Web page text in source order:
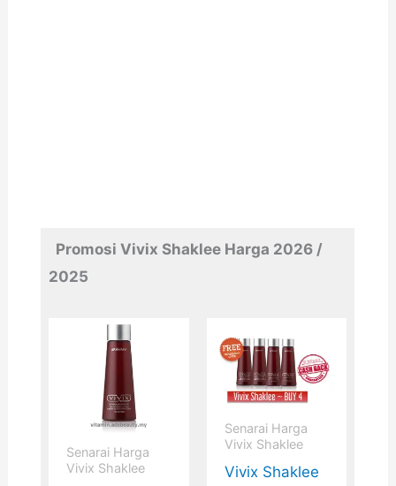
Promosi Vivix Shaklee Harga 2026 /
2025
Senarai Harga
Vivix Shaklee
Senarai Harga
Vivix Shaklee
Vivix Shaklee